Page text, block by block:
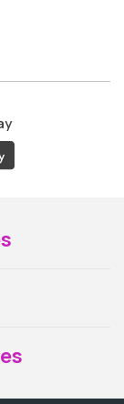
ao